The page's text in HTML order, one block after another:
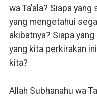
wa Ta’ala? Siapa
yang mengetahui
akibatnya? Siapa
yang kita perkirakan
kita?
Allah Subhanahu wa